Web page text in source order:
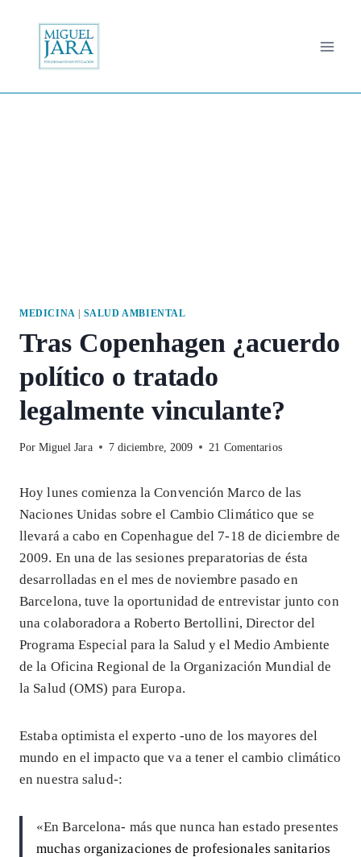
contenido
MEDICINA SALUD AMBIENTAL
Tras Copenhagen ¿acuerdo
político o tratado
legalmente vinculante?
Por Miguel Jara 7 diciembre, 2009 21 Comentarios
Hoy lunes comienza la Convención Marco de las
Naciones Unidas sobre el Cambio Climático que se
llevará a cabo en Copenhague del 7-18 de diciembre de
2009. En una de las sesiones preparatorias de ésta
desarrolladas en el mes de noviembre pasado en
Barcelona, tuve la oportunidad de entrevistar junto con
una colaboradora a Roberto Bertollini, Director del
Programa Especial para la Salud y el Medio Ambiente
de la Oficina Regional de la Organización Mundial de
la Salud (OMS) para Europa.
Estaba optimista el experto -uno de los mayores del
mundo en el impacto que va a tener el cambio climático
en nuestra salud-:
«En Barcelona- más que nunca han estado presentes
muchas organizaciones de profesionales sanitarios